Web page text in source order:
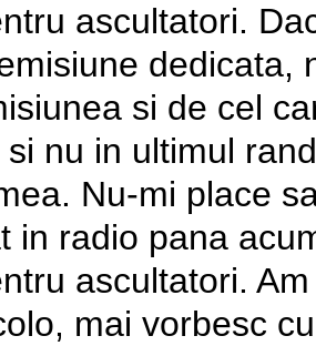
ascultatori.
dedicata,
si de cel
nu in ultimul
Nu-mi place
in radio pana
ascultatori.
mai vorbesc